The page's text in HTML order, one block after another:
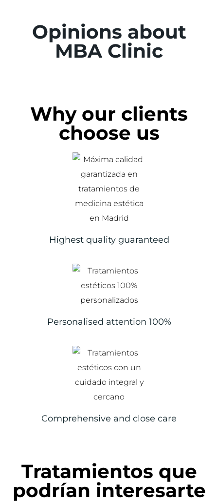
Opinions about
MBA Clinic
Why our clients
choose us
Highest quality guaranteed
Personalised attention 100%
Comprehensive and close care
Tratamientos que
podrían interesarte